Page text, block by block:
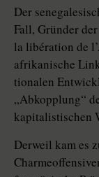
Der
Fall, Gründer
la libération de
afrikanische
tio­nalen
„Abkopplung“
kapitalistischen
Derweil kam es